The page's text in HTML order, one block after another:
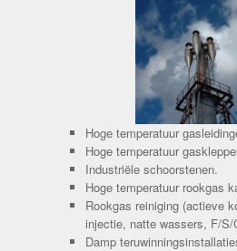
Hoge temperatuur
Hoge temperatuur
Industriële schoorstenen.
Hoge temperatuur rookgas
Rookgas reiniging (actieve
injectie, natte wassers, F/S/
Damp